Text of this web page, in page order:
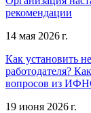
рекомендации
14 мая 2026 г.
Как установить
работодателя?
вопросов из
19 июня 2026 г.